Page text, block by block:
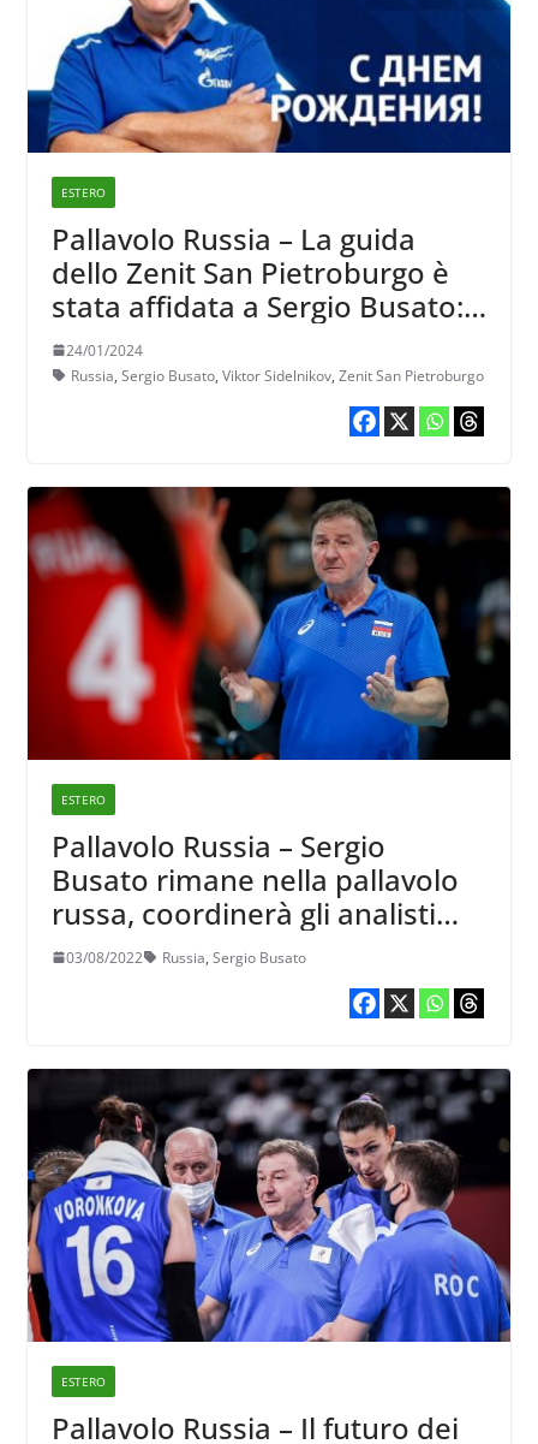
ESTERO
Pallavolo Russia – La guida
dello Zenit San Pietroburgo è
stata affidata a Sergio Busato:
Sidelnikov non è stato
licenziato ma sta in congedo a
causa di problemi di salute”
24/01/2024
Russia, Sergio Busato, Viktor Sidelnikov, Zenit San Pietroburgo
ESTERO
Pallavolo Russia – Sergio
Busato rimane nella pallavolo
russa, coordinerà gli analisti
della nazionale maschile del ct
03/08/2022 Russia, Sergio Busato
ESTERO
Pallavolo Russia – Il futuro dei